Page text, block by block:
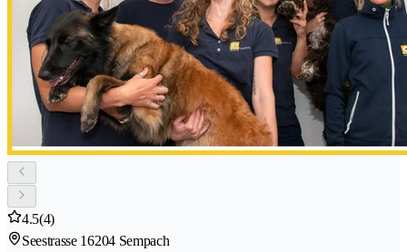
4.5(4)
Seestrasse 16204 Sempach